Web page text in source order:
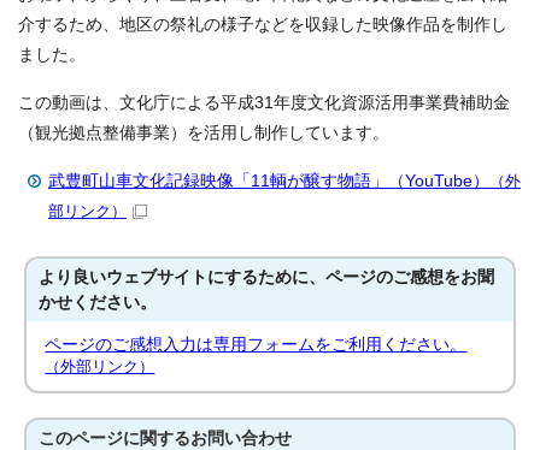
介するため、地区の祭礼の様子などを収録した映像作品を制作し
ました。
この動画は、文化庁による平成31年度文化資源活用事業費補助金
（観光拠点整備事業）を活用し制作しています。
武豊町山車文化記録映像「11輌が醸す物語」（YouTube）
（外
部リンク）
より良いウェブサイトにするために、ページのご感想をお聞
かせください。
ページのご感想入力は専用フォームをご利用ください。
（外部リンク）
このページに関するお問い合わせ